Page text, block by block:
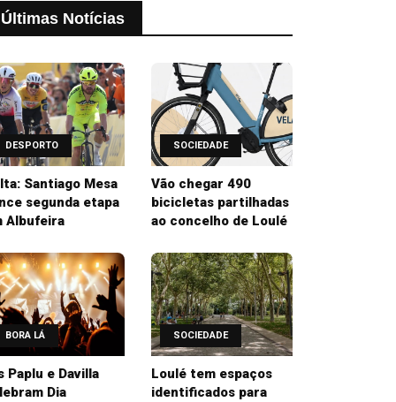
Últimas Notícias
DESPORTO
Santiago Mesa
segunda etapa
Albufeira
SOCIEDADE
Vão chegar 490
bicicletas partilhadas
ao concelho de Loulé
BORA LÁ
Paplu e Davilla
Dia
SOCIEDADE
Loulé tem espaços
identificados para